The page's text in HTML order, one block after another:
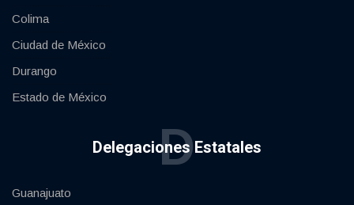
Colima
Ciudad de México
Durango
Estado de México
Delegaciones Estatales
D
Guanajuato